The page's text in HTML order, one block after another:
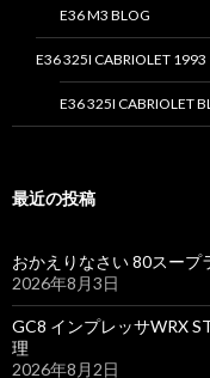
E36 M3 BLOG
E36 325I CABRIOLET 1993
E36 325I CABRIOLET
最近の投稿
おかえりなさい 80スープ
2026年8月3日
GC8 インプレッサWRX
理
2026年8月2日